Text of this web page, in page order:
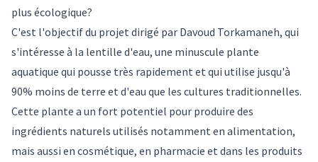
plus écologique?
C'est l'objectif du projet dirigé par Davoud Torkamaneh, qui
s'intéresse à la lentille d'eau, une minuscule plante
aquatique qui pousse très rapidement et qui utilise jusqu'à
90% moins de terre et d'eau que les cultures traditionnelles.
Cette plante a un fort potentiel pour produire des
ingrédients naturels utilisés notamment en alimentation,
mais aussi en cosmétique, en pharmacie et dans les produits